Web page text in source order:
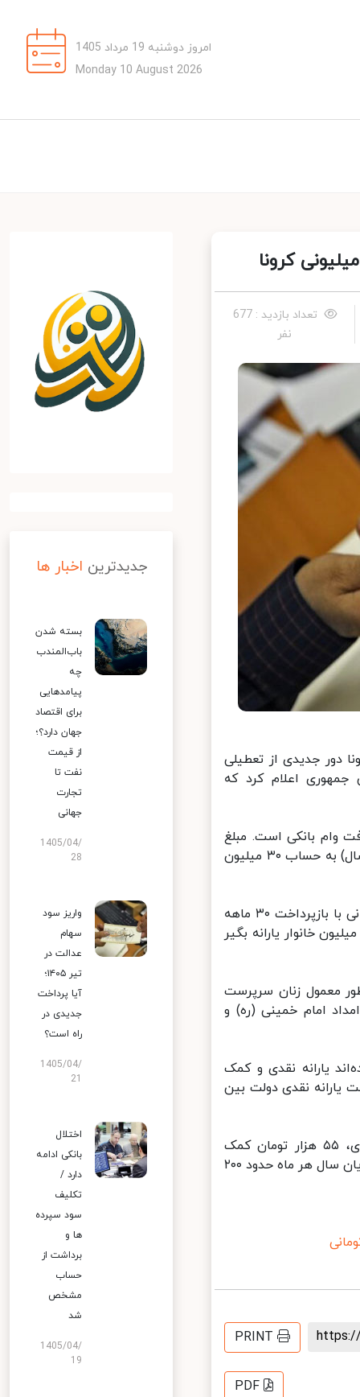
امروز دوشنبه 19 مرداد 1405
Monday 10 August 2026
تعداد بازدید : 677
نفر
دور جدیدی از تعطیلی
اعلام کرد که
وام بانکی است. مبلغ
کمک هزینه ۱۰۰ هزارتومان است که به مدت چهارماه (از ماه جاری تا پایان سال) به حساب ۳۰ میلیون
طبق گفته رییس جمهوری برای ۱۰ میلیون خانواده نیز وام یک میلیون تومانی با بازپرداخت ۳۰ ماهه
البته دولت پیش از این نیز وام یک میلیون تومانی به ۲۳ میلیون خانوار یارانه بگیر
معمول زنان سرپرست
امام خمینی (ره) و
یارانه نقدی و کمک
نقدی دولت بین
بر این اساس، برای خانوار یک نفره که ۴۵ هزار و ۵۰۰ تومان یارانه نقدی، ۵۵ هزار تومان کمک
معیشتی و ۱۰۰ هزار تومان کمک بلاعوض کرونا دریافت می‌کند در مجموع تا پایان سال هر ماه حدود ۲۰۰
PRINT
PDF
جدیدترین اخبار ها
بسته شدن
باب‌المندب
چه
پیامدهایی
برای اقتصاد
جهان دارد؟؛
از قیمت
نفت تا
تجارت
جهانی
1405/04/
28
واریز سود
سهام
عدالت در
تیر ۱۴۰۵؛
آیا پرداخت
جدیدی در
راه است؟
1405/04/
اختلال
بانکی ادامه
دارد /
تکلیف
سود سپرده
ها و
برداشت از
حساب
مشخص
شد
1405/04/
19